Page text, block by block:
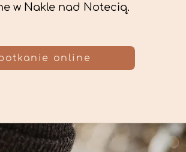
w Nakle nad Notecią.
online